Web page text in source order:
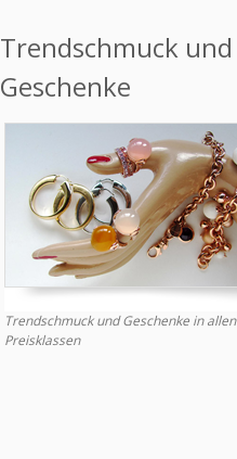
Trendschmuck und
Geschenke
Trendschmuck und Geschenke in allen
Preisklassen